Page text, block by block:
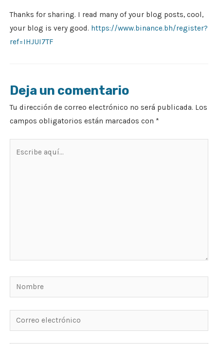
Thanks for sharing. I read many of your blog posts, cool,
your blog is very good. https://www.binance.bh/register?
ref=IHJUI7TF
Deja un comentario
Tu dirección de correo electrónico no será publicada. Los
campos obligatorios están marcados con *
Nombre
Correo
electrónico